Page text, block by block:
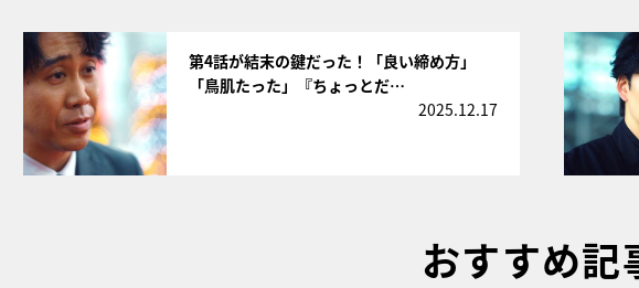
第4話が結末の鍵だった！「良い締め方」
「鳥肌たった」『ちょっとだ…
2025.12.17
おすすめ記